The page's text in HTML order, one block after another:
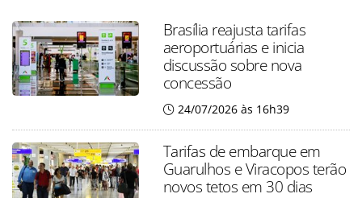
Brasília reajusta tarifas
aeroportuárias e inicia
discussão sobre nova
concessão
24/07/2026 às 16h39
Tarifas de embarque em
Guarulhos e Viracopos terão
novos tetos em 30 dias